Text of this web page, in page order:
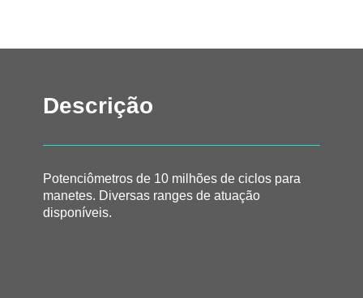
Descrição
Potenciômetros de 10 milhões de ciclos para
manetes. Diversas ranges de atuação
disponíveis.